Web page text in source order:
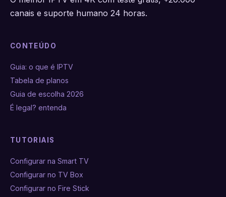
canais e suporte humano 24 horas.
CONTEÚDO
Guia: o que é IPTV
Tabela de planos
Guia de escolha 2026
É legal? entenda
TUTORIAIS
Configurar na Smart TV
Configurar no TV Box
Configurar no Fire Stick